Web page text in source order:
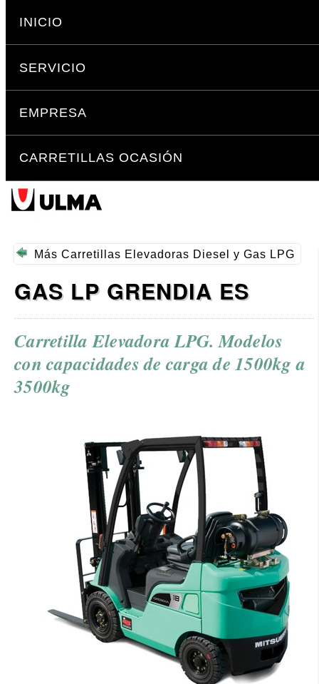
Saltar
a
navegación
INICIO
SERVICIO
EMPRESA
CARRETILLAS OCASIÓN
Más Carretillas Elevadoras Diesel y Gas LPG
GAS LP GRENDIA ES
Carretilla Elevadora LPG. Modelos
con capacidades de carga de 1500kg a
3500kg